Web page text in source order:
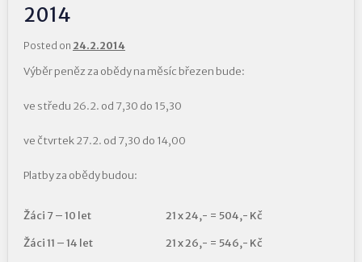
2014
Posted on 24.2.2014
Výběr peněz za obědy na měsíc březen bude:
ve středu 26.2. od 7,30 do 15,30
ve čtvrtek 27.2. od 7,30 do 14,00
Platby za obědy budou:
Žáci 7 – 10 let
21 x 24,- = 504,- Kč
Žáci 11 – 14 let
21 x 26,- = 546,- Kč